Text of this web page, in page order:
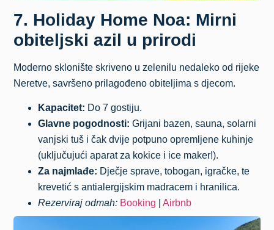
7. Holiday Home Noa: Mirni
obiteljski azil u prirodi
Moderno sklonište skriveno u zelenilu nedaleko od rijeke
Neretve, savršeno prilagođeno obiteljima s djecom.
Kapacitet: Do 7 gostiju.
Glavne pogodnosti: Grijani bazen, sauna, solarni
vanjski tuš i čak dvije potpuno opremljene kuhinje
(uključujući aparat za kokice i ice maker!).
Za najmlađe: Dječje sprave, tobogan, igračke, te
krevetić s antialergijskim madracem i hranilica.
Rezerviraj odmah: Booking |Airbnb